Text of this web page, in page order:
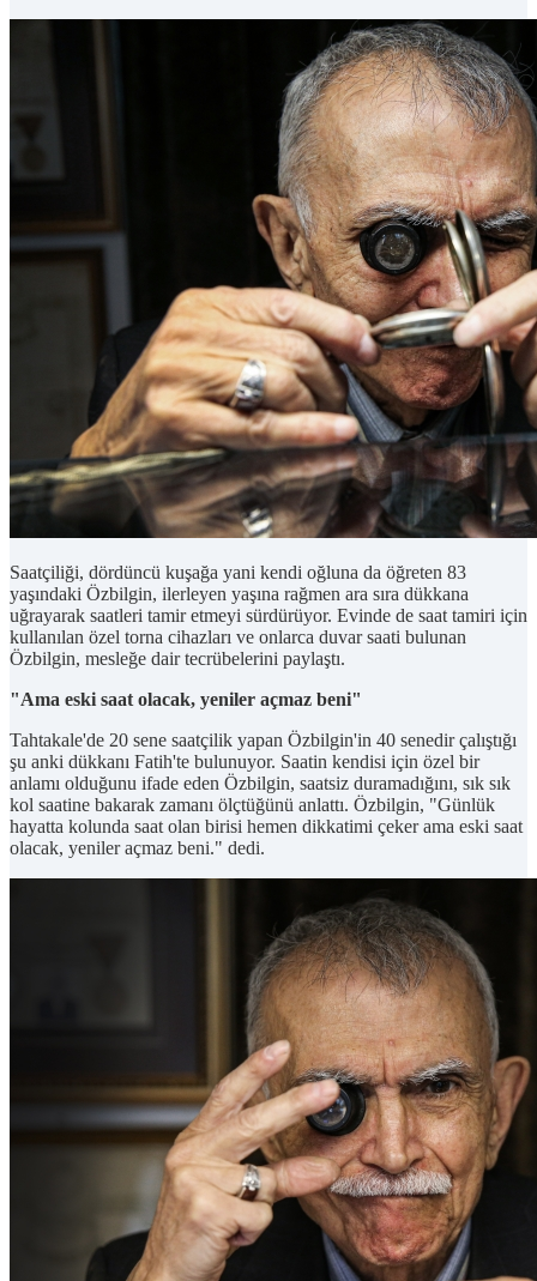
Saatçiliği, dördüncü kuşağa yani kendi oğluna da öğreten 83
yaşındaki Özbilgin, ilerleyen yaşına rağmen ara sıra dükkana
uğrayarak saatleri tamir etmeyi sürdürüyor. Evinde de saat tamiri için
kullanılan özel torna cihazları ve onlarca duvar saati bulunan
Özbilgin, mesleğe dair tecrübelerini paylaştı.
"Ama eski saat olacak, yeniler açmaz beni"
Tahtakale'de 20 sene saatçilik yapan Özbilgin'in 40 senedir çalıştığı
şu anki dükkanı Fatih'te bulunuyor. Saatin kendisi için özel bir
anlamı olduğunu ifade eden Özbilgin, saatsiz duramadığını, sık sık
kol saatine bakarak zamanı ölçtüğünü anlattı. Özbilgin, "Günlük
hayatta kolunda saat olan birisi hemen dikkatimi çeker ama eski saat
olacak, yeniler açmaz beni." dedi.